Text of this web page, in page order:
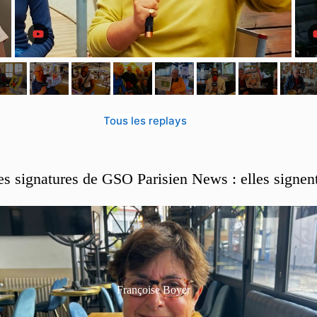
Tous les replays
signatures de GSO Parisien News : elles
Françoise Boyer